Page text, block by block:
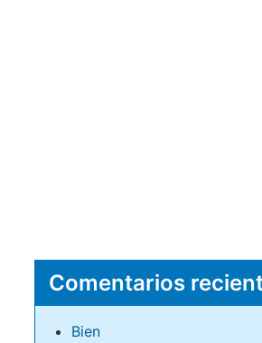
Comentarios
Bien